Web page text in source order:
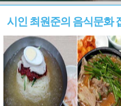
시인 최원준의 음식문화